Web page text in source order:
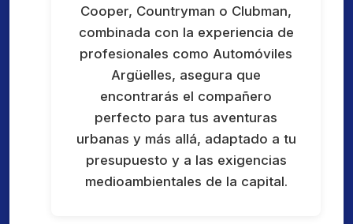
Cooper, Countryman o Clubman,
combinada con la experiencia de
profesionales como Automóviles
Argüelles, asegura que
encontrarás el compañero
perfecto para tus aventuras
urbanas y más allá, adaptado a tu
presupuesto y a las exigencias
medioambientales de la capital.